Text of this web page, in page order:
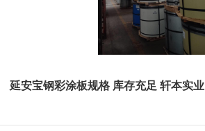
延安宝钢彩涂板规格 库存充足 轩本实业